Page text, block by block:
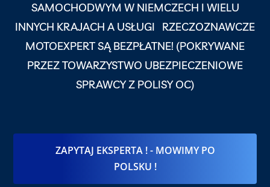
SAMOCHODWYM W NIEMCZECH I WIELU
INNYCH KRAJACH A USŁUGI RZECZOZNAWCZE
MOTOEXPERT SĄ BEZPŁATNE! (POKRYWANE
PRZEZ TOWARZYSTWO UBEZPIECZENIOWE
SPRAWCY Z POLISY OC)
ZAPYTAJ EKSPERTA ! - MOWIMY PO
POLSKU !